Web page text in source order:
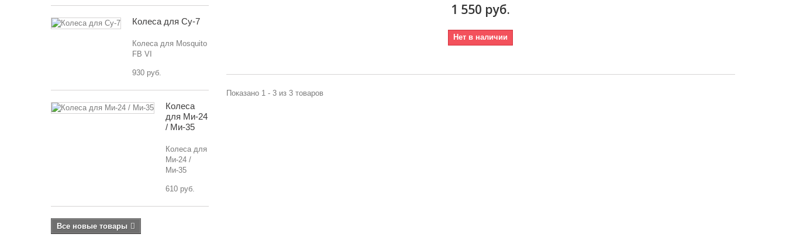
Колеса для Су-7
Колеса для Mosquito
FB VI
930 руб.
Колеса
для Ми-24
/ Ми-35
Колеса для
Ми-24 /
Ми-35
610 руб.
Все новые товары
1 550 руб.
Нет в наличии
Показано 1 - 3 из 3 товаров